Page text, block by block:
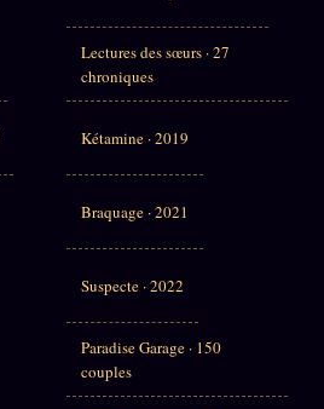
Lectures des sœurs · 27
chroniques
Kétamine · 2019
Braquage · 2021
Suspecte · 2022
Paradise Garage · 150
couples